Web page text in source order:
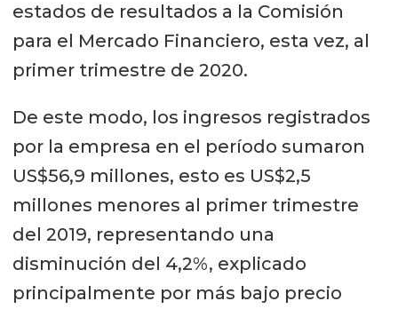
estados de resultados a la Comisión
para el Mercado Financiero, esta vez, al
primer trimestre de 2020.
De este modo, los ingresos registrados
por la empresa en el período sumaron
US$56,9 millones, esto es US$2,5
millones menores al primer trimestre
del 2019, representando una
disminución del 4,2%, explicado
principalmente por más bajo precio